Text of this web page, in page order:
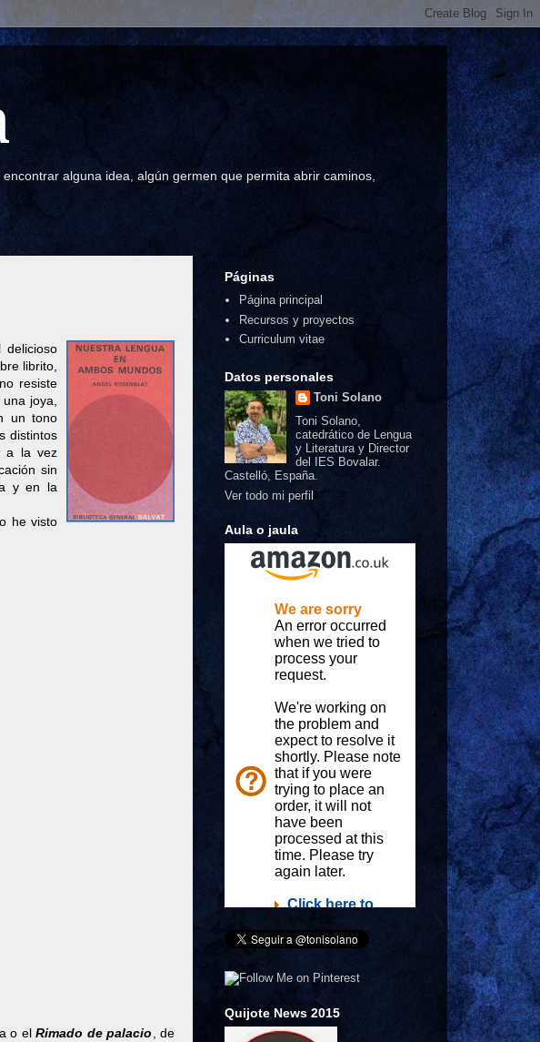
alguna idea, algún germen que permita abrir caminos,
librito,
resiste
joya,
un tono
distintos
a la vez
sin
y en la
he visto
o elRimado de palacio , de
Páginas
Página principal
Recursos y proyectos
Curriculum vitae
Datos personales
Toni Solano
Toni Solano,
catedrático de Lengua
y Literatura y Director
del IES Bovalar.
Castelló, España.
Ver todo mi perfil
Aula o jaula
Quijote News 2015